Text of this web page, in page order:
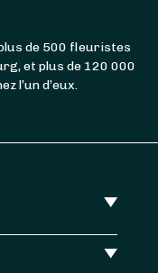
de 500 fleuristes
et plus de 120 000
l’un d’eux.